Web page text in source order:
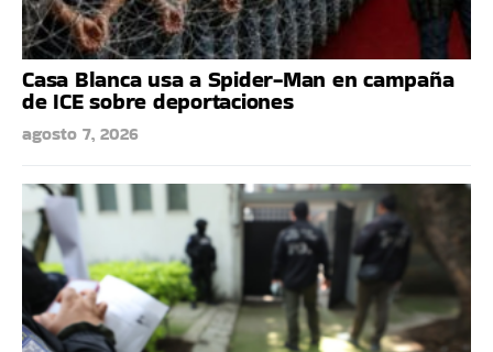
Casa Blanca usa a Spider-Man en campaña
de ICE sobre deportaciones
agosto 7, 2026